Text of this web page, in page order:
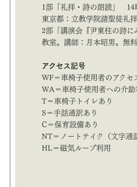
1部「礼拝・詩の朗読」 14
東京都：立教学院諸聖徒
2部「講演会『尹東柱の詩
教室。講師：月本昭男。無
アクセス記号
WF＝車椅子使用者のアクセ
WA＝車椅子使用者への介
T＝車椅子トイレあり
S＝手話通訳あり
C＝保育設備あり
NT＝ノートテイク（文字通
HL＝磁気ループ利用